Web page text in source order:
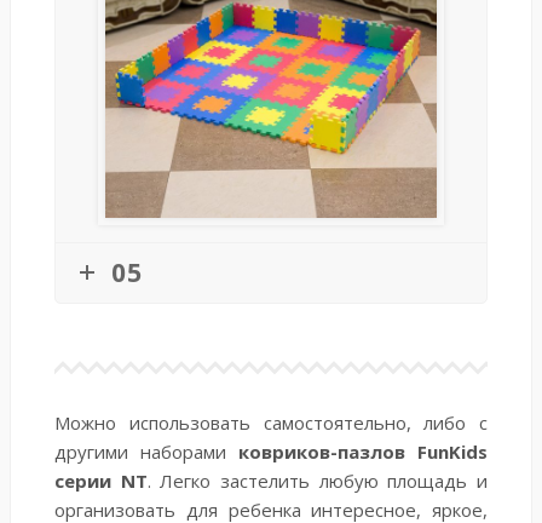
05
Можно использовать самостоятельно, либо с
другими наборами ковриков-пазлов FunKids
серии NT. Легко застелить любую площадь и
организовать для ребенка интересное, яркое,